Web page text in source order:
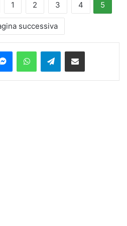
1 2 3 4 5
successiva
MessengerWhatsAppTelegramCondividi via Email